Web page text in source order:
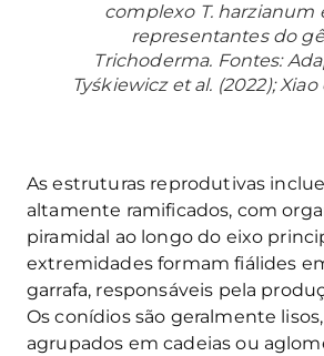
complexo T. harzianum
representantes do
Trichoderma. Fontes:
Tyśkiewicz et al. (2022); Xiao
As estruturas reprodutivas
altamente ramificados, com
piramidal ao longo do eixo
extremidades formam fiálides
garrafa, responsáveis pela
Os conídios são geralmente
agrupados em cadeias ou